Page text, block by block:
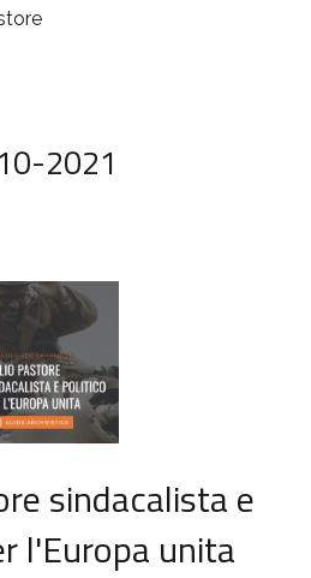
2021
sindacalista e
l'Europa unita